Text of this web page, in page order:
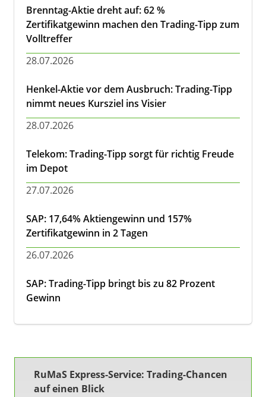
Brenntag-Aktie dreht auf: 62 %
Zertifikatgewinn machen den Trading-Tipp zum
Volltreffer
28.07.2026
Henkel-Aktie vor dem Ausbruch: Trading-Tipp
nimmt neues Kursziel ins Visier
28.07.2026
Telekom: Trading-Tipp sorgt für richtig Freude
im Depot
27.07.2026
SAP: 17,64% Aktiengewinn und 157%
Zertifikatgewinn in 2 Tagen
26.07.2026
SAP: Trading-Tipp bringt bis zu 82 Prozent
Gewinn
RuMaS Express-Service: Trading-Chancen
auf einen Blick